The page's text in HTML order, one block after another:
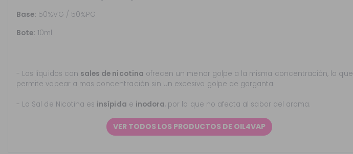
Base: 50%VG / 50%PG
Bote: 10ml
- Los líquidos con sales de nicotina ofrecen un menor golpe a la misma concentración, lo que
permite vapear a mas concentración sin un excesivo golpe de garganta.
- La Sal de Nicotina es insípida e inodora, por lo que no afecta al sabor del aroma.
VER TODOS LOS PRODUCTOS DE OIL4VAP